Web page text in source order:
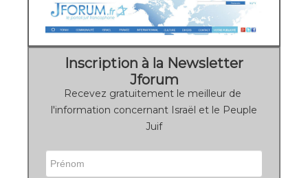
Inscription à la Newsletter
Jforum
Recevez gratuitement le meilleur de
l'information concernant Israël et le Peuple
Juif